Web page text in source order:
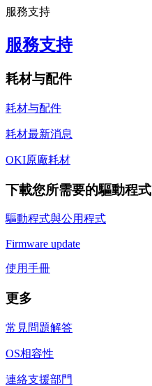
服務支持
服務支持
耗材与配件
耗材与配件
耗材最新消息
OKI原廠耗材
下載您所需要的驅動程式
驅動程式與公用程式
Firmware update
使用手冊
更多
常見問題解答
OS相容性
連絡支援部門